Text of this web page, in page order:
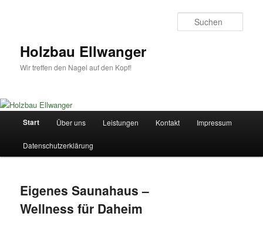
Holzbau Ellwanger
Wir treffen den Nagel auf den Kopf!
Hauptmenü
Start Über uns Leistungen Kontakt Impressum
Datenschutzerklärung
Eigenes Saunahaus –
Wellness für Daheim